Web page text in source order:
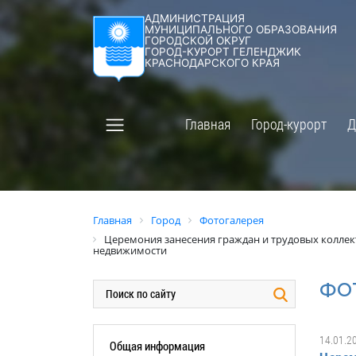
АДМИНИСТРАЦИЯ
МУНИЦИПАЛЬНОГО ОБРАЗОВАНИЯ
ГОРОДСКОЙ ОКРУГ
ГОРОД-КУРОРТ ГЕЛЕНДЖИК
КРАСНОДАРСКОГО КРАЯ
Главная Город-курорт
ГОРОД-КУРОРТ
Общая информация
Социально ориентированные
некоммерческие организации
Территориальная избирательная
комиссия Геленджикcкая
Меры поддержки участников СВО
Политика
Главная Город
Фотогалерея
Церемония занесения граждан и трудовых
недвижимости
Общая информация